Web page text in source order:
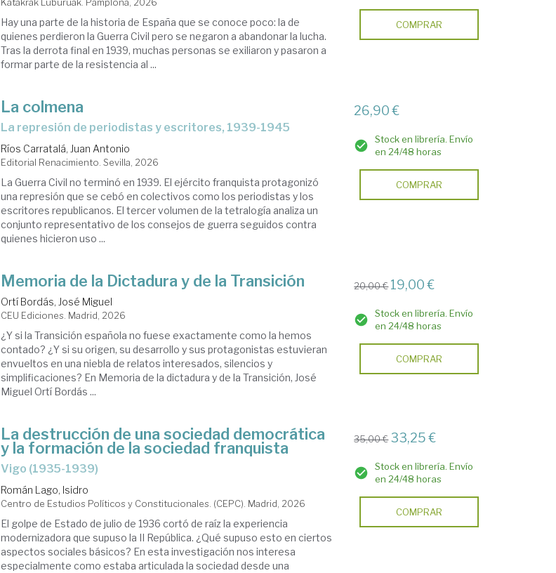
Hay una parte de la historia de España que se conoce poco: la de
quienes perdieron la Guerra Civil pero se negaron a abandonar la lucha.
Tras la derrota final en 1939, muchas personas se exiliaron y pasaron a
formar parte de la resistencia al ...
COMPRAR
La colmena
La represión de periodistas y escritores, 1939-1945
Ríos Carratalá, Juan Antonio
Editorial Renacimiento. Sevilla, 2026
La Guerra Civil no terminó en 1939. El ejército franquista protagonizó
una represión que se cebó en colectivos como los periodistas y los
escritores republicanos. El tercer volumen de la tetralogía analiza un
conjunto representativo de los consejos de guerra seguidos contra
quienes hicieron uso ...
26,90 €
Stock en librería. Envío
en 24/48 horas
COMPRAR
Memoria de la Dictadura y de la Transición
Ortí Bordás, José Miguel
CEU Ediciones. Madrid, 2026
¿Y si la Transición española no fuese exactamente como la hemos
contado? ¿Y si su origen, su desarrollo y sus protagonistas estuvieran
envueltos en una niebla de relatos interesados, silencios y
simplificaciones? En Memoria de la dictadura y de la Transición, José
Miguel Ortí Bordás ...
20,00 € 19,00 €
Stock en librería. Envío
en 24/48 horas
COMPRAR
La destrucción de una sociedad democrática
y la formación de la sociedad franquista
Vigo (1935-1939)
Román Lago, Isidro
Centro de Estudios Políticos y Constitucionales. (CEPC). Madrid, 2026
El golpe de Estado de julio de 1936 cortó de raíz la experiencia
modernizadora que supuso la II República. ¿Qué supuso esto en ciertos
aspectos sociales básicos? En esta investigación nos interesa
especialmente como estaba articulada la sociedad desde una
35,00 € 33,25 €
Stock en librería. Envío
en 24/48 horas
COMPRAR